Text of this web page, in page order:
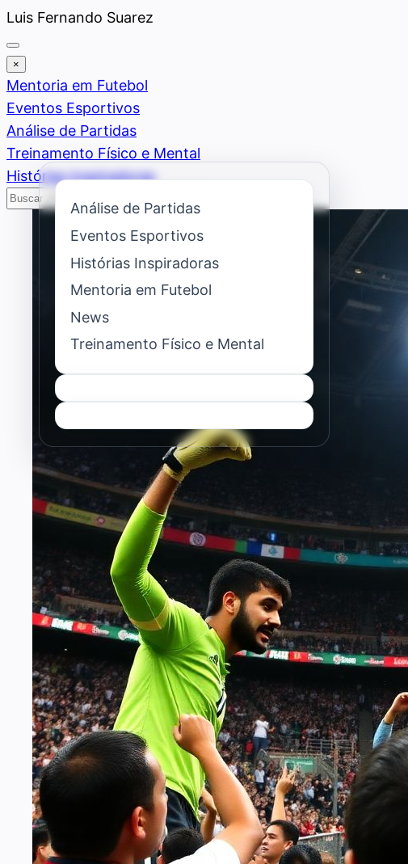
Saltar
al
contenido
Luis Fernando Suarez
×
Mentoria em Futebol
Eventos Esportivos
Análise de Partidas
Treinamento Físico e Mental
Histórias Inspiradoras
Buscar
Análise de Partidas
Eventos Esportivos
Histórias Inspiradoras
Mentoria em Futebol
News
Treinamento Físico e Mental